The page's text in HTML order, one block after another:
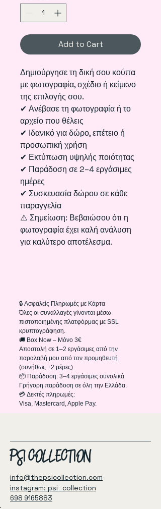
Add to Cart
Δημιούργησε τη δική σου κούπα
με φωτογραφία, σχέδιο ή κείμενο
της επιλογής σου.
✔ Ανέβασε τη φωτογραφία ή το
αρχείο που θέλεις
✔ Ιδανικό για δώρο, επέτειο ή
προσωπική χρήση
✔ Εκτύπωση υψηλής ποιότητας
✔ Παράδοση σε 2–4 εργάσιμες
ημέρες
✔ Συσκευασία δώρου σε κάθε
παραγγελία
⚠️ Σημείωση: Βεβαιώσου ότι η
φωτογραφία έχει καλή ανάλυση
για καλύτερο αποτέλεσμα.
🔒 Ασφαλείς Πληρωμές με Κάρτα
Όλες οι συναλλαγές γίνονται μέσω
πιστοποιημένης πλατφόρμας με SSL
κρυπτογράφηση.
🚚 Box Now – Μόνο 3€
Αποστολή σε 1–2 εργάσιμες από την
παραλαβή μου από τον προμηθευτή
(συνήθως +2 μέρες).
📦 Παράδοση: 3–4 εργάσιμες συνολικά
Γρήγορη παράδοση σε όλη την Ελλάδα.
💳 Δεκτές πληρωμές:
Visa, Mastercard, Apple Pay.
PSI COLLECTION
info@thepsicollection.com
instagram: psi_collection
698 9165883